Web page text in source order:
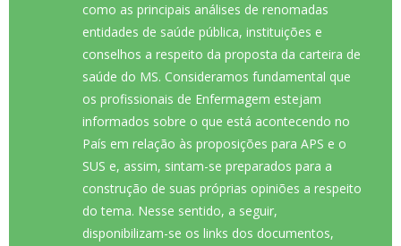
como as principais análises de renomadas
entidades de saúde pública, instituições e
conselhos a respeito da proposta da carteira de
saúde do MS. Consideramos fundamental que
os profissionais de Enfermagem estejam
informados sobre o que está acontecendo no
País em relação às proposições para APS e o
SUS e, assim, sintam-se preparados para a
construção de suas próprias opiniões a respeito
do tema. Nesse sentido, a seguir,
disponibilizam-se os links dos documentos,